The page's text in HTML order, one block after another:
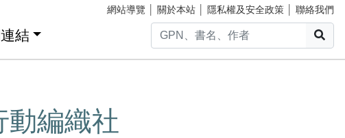
網站導覽 關於本站 隱私權及安全政策 聯絡我們
結
動編織社